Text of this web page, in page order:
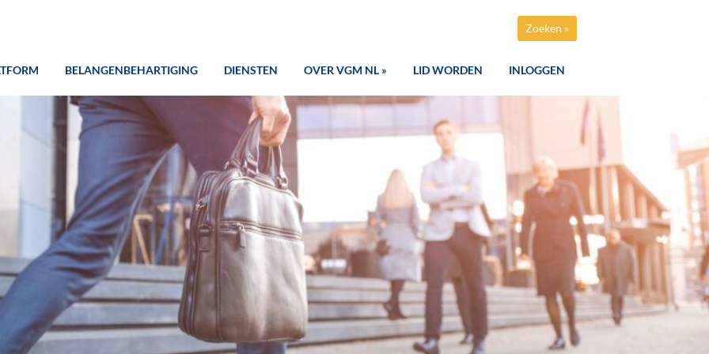
Zoeken »
BELANGENBEHARTIGING DIENSTEN OVER VGM NL » LID WORDEN INLOGGEN